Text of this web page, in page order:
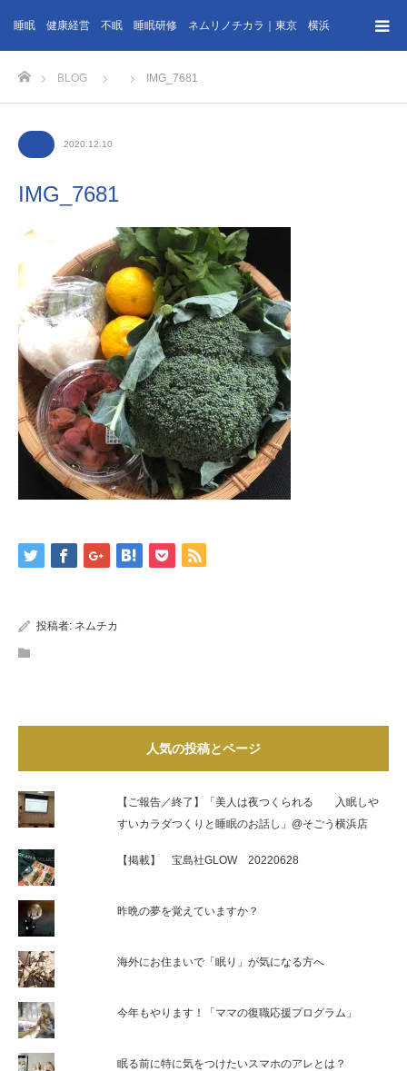
睡眠 健康経営 不眠 睡眠研修 ネムリノチカラ｜東京 横浜
ホーム
BLOG IMG_7681
2020.12.10
IMG_7681
投稿者: ネムチカ
人気の投稿とページ
【ご報告／終了】「美人は夜つくられる 入眠しや
すいカラダつくりと睡眠のお話し」@そごう横浜店
【掲載】 宝島社GLOW 20220628
昨晩の夢を覚えていますか？
海外にお住まいで「眠り」が気になる方へ
今年もやります！「ママの復職応援プログラム」
眠る前に特に気をつけたいスマホのアレとは？